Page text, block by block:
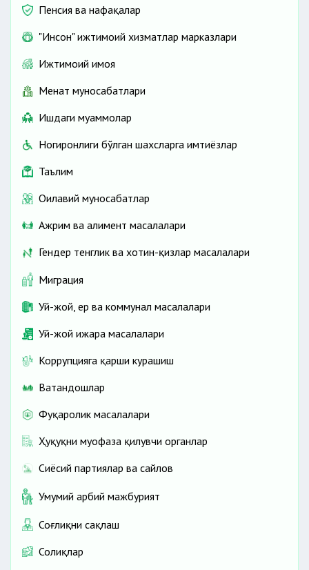
Пенсия ва нафақалар
"Инсон" ижтимоий хизматлар марказлари
Ижтимоий ҳимоя
Меҳнат муносабатлари
Ишдаги муаммолар
Ногиронлиги бўлган шахсларга имтиёзлар
Таълим
Оилавий муносабатлар
Ажрим ва алимент масалалари
Гендер тенглик ва хотин-қизлар масалалари
Миграция
Уй-жой, ер ва коммунал масалалари
Уй-жой ижара масалалари
Коррупцияга қарши курашиш
Ватандошлар
Фуқаролик масалалари
Ҳуқуқни муҳофаза қилувчи органлар
Сиёсий партиялар ва сайлов
Умумий ҳарбий мажбурият
Соғлиқни сақлаш
Солиқлар